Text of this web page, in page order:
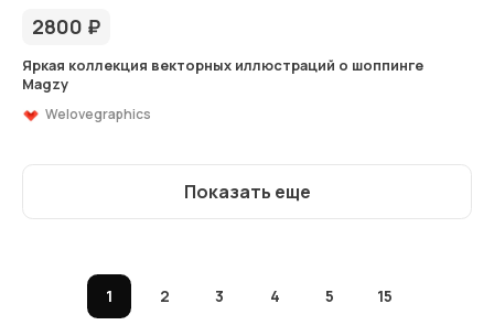
2800 ₽
Яркая коллекция векторных иллюстраций о шоппинге
Magzy
Welovegraphics
Показать еще
1 2 3 4 5 15